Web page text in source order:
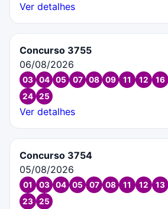
Ver detalhes
Concurso 3755
06/08/2026
03 04 05 07 08 09 11 12 16
24
25
Ver detalhes
Concurso 3754
05/08/2026
01 03 04 05 07 08 11 12 13
23
25